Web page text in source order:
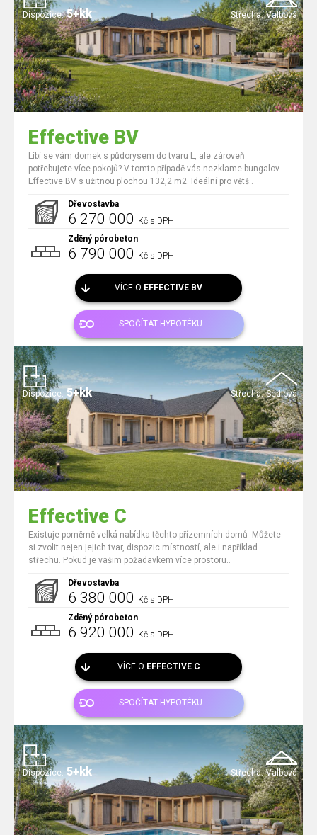
Střecha: Valbová
Dispozice: 5+kk
Effective BV
Líbí se vám domek s půdorysem do tvaru L, ale zároveň
potřebujete více pokojů? V tomto případě vás nezklame bungalov
Effective BV s užitnou plochou 132,2 m2. Ideální pro větš..
Dřevostavba
6 270 000 Kč s DPH
Zděný pórobeton
6 790 000 Kč s DPH
VÍCE O EFFECTIVE BV
SPOČÍTAT HYPOTÉKU
Střecha: Sedlová
Dispozice: 5+kk
Effective C
Existuje poměrně velká nabídka těchto přízemních domů- Můžete
si zvolit nejen jejich tvar, dispozic místností, ale i například
střechu. Pokud je vašim požadavkem více prostoru..
Dřevostavba
6 380 000 Kč s DPH
Zděný pórobeton
6 920 000 Kč s DPH
VÍCE O EFFECTIVE C
SPOČÍTAT HYPOTÉKU
Střecha: Valbová
Dispozice: 5+kk